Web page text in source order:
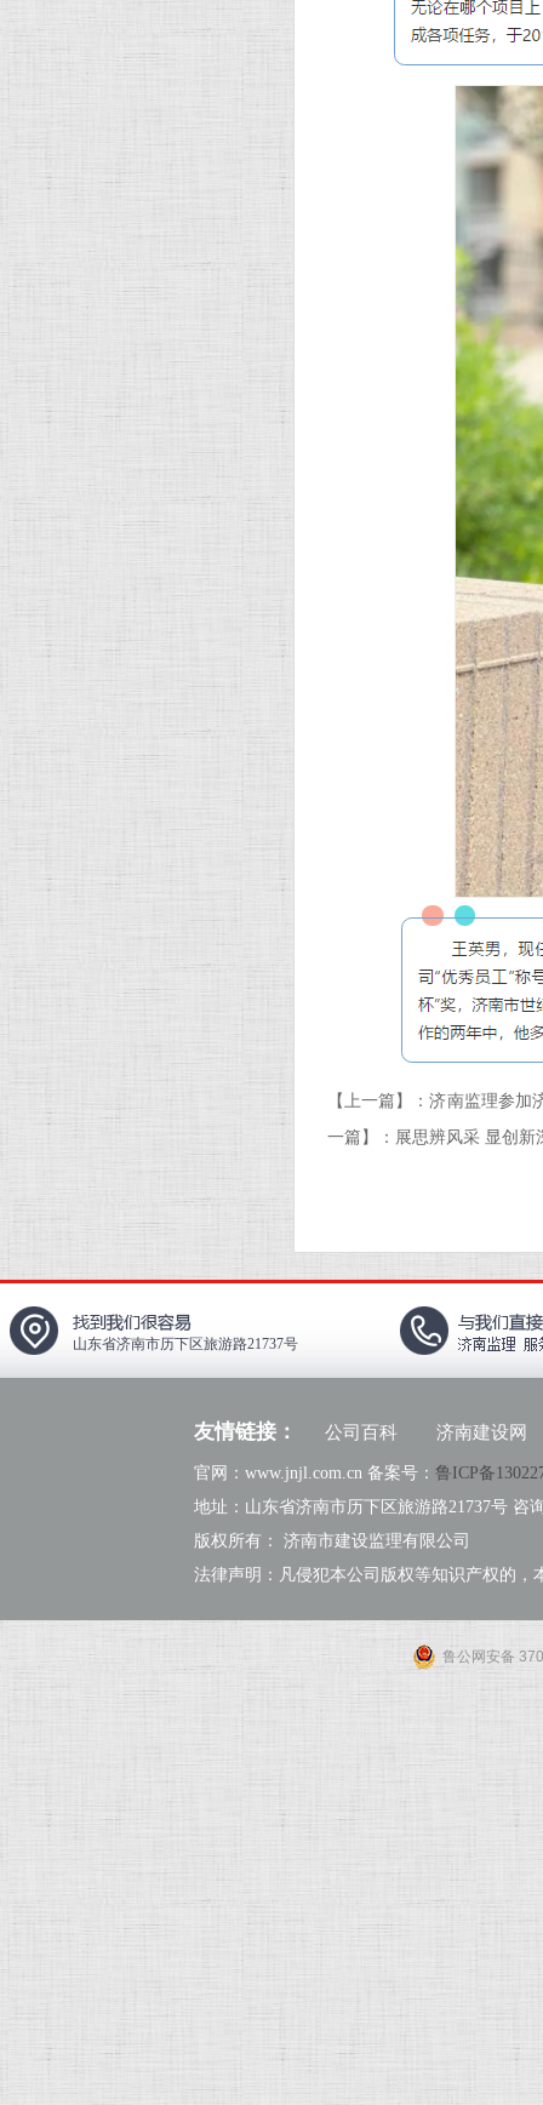
【上一篇】：济南监理参加
一篇】： 展思辨风采 显创
山东省济南市历下区旅游路21737号
友情链接： 公司百科 济南建设网
官网：www.jnjl.com.cn 备案号： 鲁ICP备
地址：山东省济南市历下区旅游路21737号 咨
版权所有： 济南市建设监理有限公司
法律声明：凡侵犯本公司版权等知识产权的，
鲁公网安备